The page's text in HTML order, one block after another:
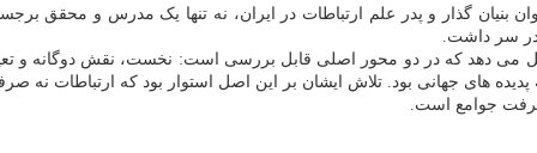
بنیان گذار و پدر علم ارتباطات در ایران، نه تنها یک مدرس و محقق
در سر داشت.
دهد که در دو محور اصلی قابل بررسی است: نخست، نقش دوگانه و تعیین
های جهانی بود. تلاش ایشان بر این اصل استوار بود که ارتباطات نه
جوامع است.